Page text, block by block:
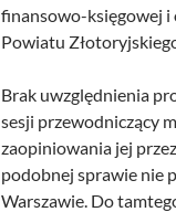
finansowo-księgowej i
Powiatu
Brak uwzględnienia
sesji przewodniczący
zaopiniowania jej
podobnej sprawie nie
Warszawie. Do